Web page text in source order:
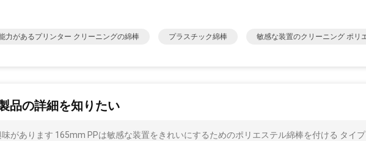
力があるプリンター クリーニングの綿棒 プラスチック綿棒 敏感な装置のクリーニング ポリ
品の詳細を知りたい
味があります 165mm PPは敏感な装置をきれいにするためのポリエステル綿棒を付ける タイ